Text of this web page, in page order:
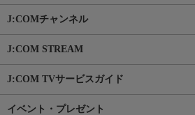
J:COMチャンネル
J:COM STREAM
J:COM TVサービスガイド
イベント・プレゼント